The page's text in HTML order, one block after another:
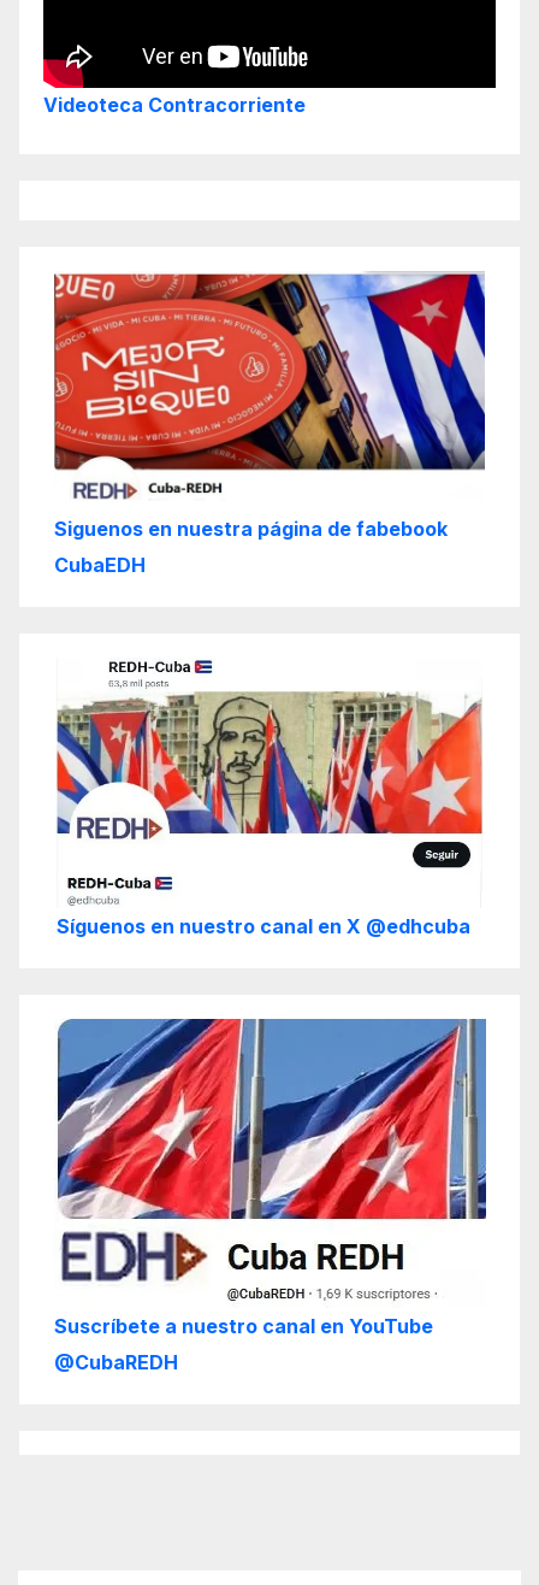
Videoteca Contracorriente
Siguenos en nuestra página de fabebook
CubaEDH
Síguenos en nuestro canal en X @edhcuba
Suscríbete a nuestro canal en YouTube
@CubaREDH